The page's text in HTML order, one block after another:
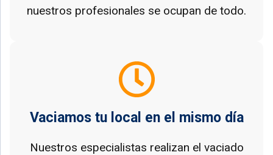
nuestros profesionales se ocupan de todo.
Vaciamos tu local en el mismo día
Nuestros especialistas realizan el vaciado